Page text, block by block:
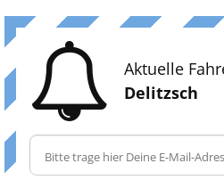
Aktuelle
Delitzsch